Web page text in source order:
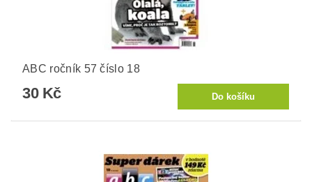
ABC ročník 57 číslo 18
30 Kč